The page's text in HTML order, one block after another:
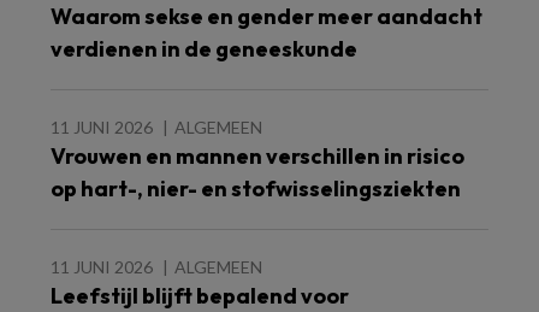
Waarom sekse en gender meer aandacht
verdienen in de geneeskunde
11 JUNI 2026 ALGEMEEN
Vrouwen en mannen verschillen in risico
op hart-, nier- en stofwisselingsziekten
11 JUNI 2026 ALGEMEEN
Leefstijl blijft bepalend voor